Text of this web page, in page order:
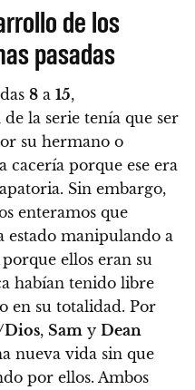
de los
pasadas
8 a 15,
la serie tenía que ser
su hermano o
porque ese era
Sin embargo,
enteramos que
estado manipulando a
ellos eran su
habían tenido libre
en su totalidad. Por
Dios, Sam y Dean
nueva vida sin que
por ellos. Ambos